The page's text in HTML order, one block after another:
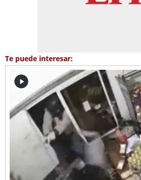
Te puede interesar: